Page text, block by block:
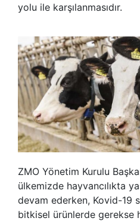
yolu ile karşılanmasıdır.
ZMO Yönetim Kurulu
ülkemizde hayvancılıkta
devam ederken, Kovid-19
bitkisel ürünlerde gerekse